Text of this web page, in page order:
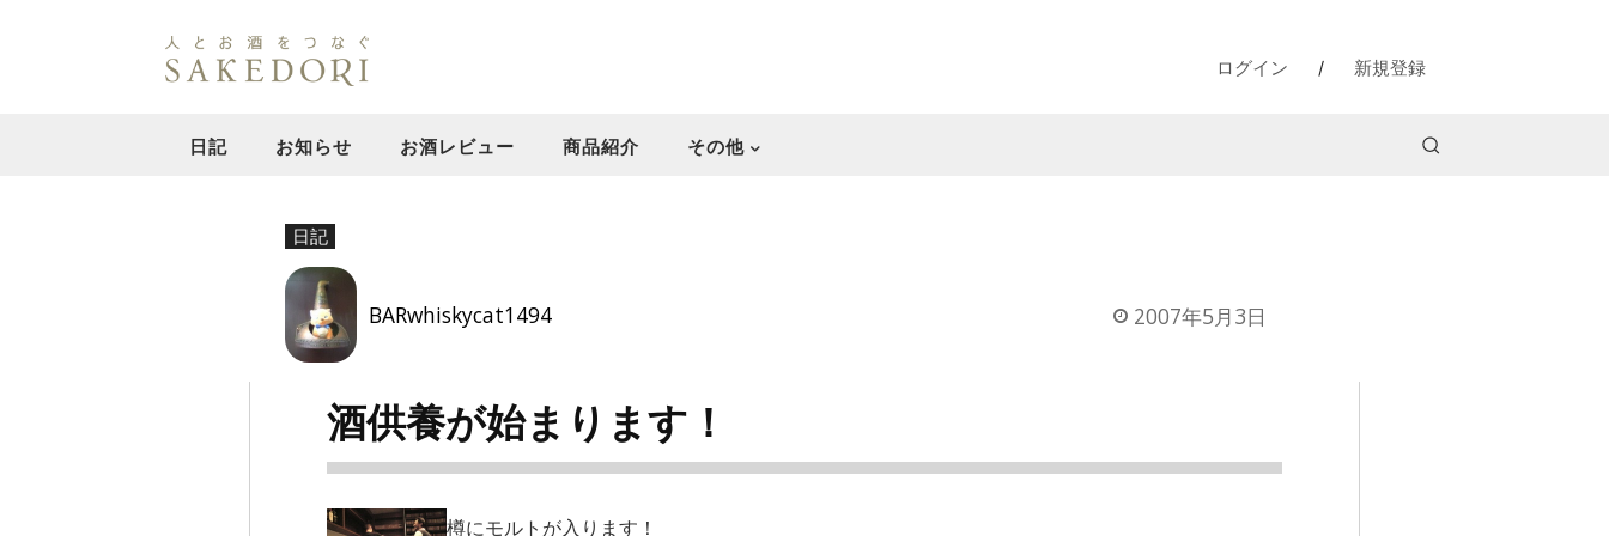
ログイン / 新規登録
日記 お知らせ お酒レビュー 商品紹介 その他
日記
BARwhiskycat1494 2007年5月3日
酒供養が始まります！
樽にモルトが入ります！